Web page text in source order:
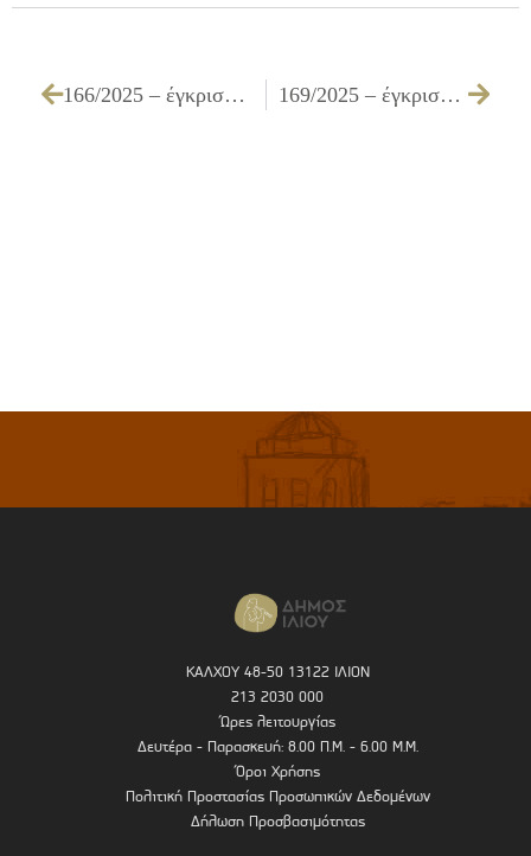
166/2025 – έγκριση τεχνικών προδιαγραφών, καθορισμός όρων διακήρυξης, τρόπου εκτέλεσης και συγκρότησης επιτροπής διενέργειας διαγωνισμών και αξιολόγησης υποβαλλόμενων προσφορών που αφορά στον ανοιχτό ηλεκτρονικό διαγωνισμό άνω των ορίων για τις «Προμήθεια ειδών καθαριότητας, απολυμαντικών και αντισηπτικών υλικών» 169/2025 – έγκριση πρακτικών της επιτροπής διενέργειας του ανοιχτού ηλεκτρονικού διαγωνισμού κάτω των ορίων, με κριτήριο ανάθεσης την πλέον συμφέρουσα από οικονομική άποψη προσφορά βάσει βέλτιστης σχέσης ποιότητας – τιμής, για τα «Θερινά προγράμματα έτους 2025»
ΚΑΛΧΟΥ 48-50 13122 ΙΛΙΟΝ
213 2030 000
Ώρες λειτουργίας
Δευτέρα - Παρασκευή: 8.00 Π.Μ. - 6.00 Μ.Μ.
Όροι Χρήσης
Πολιτική Προστασίας Προσωπικών Δεδομένων
Δήλωση Προσβασιμότητας